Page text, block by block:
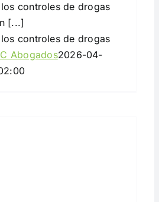
los controles de drogas
[...]
los controles de drogas
Abogados2026-04-